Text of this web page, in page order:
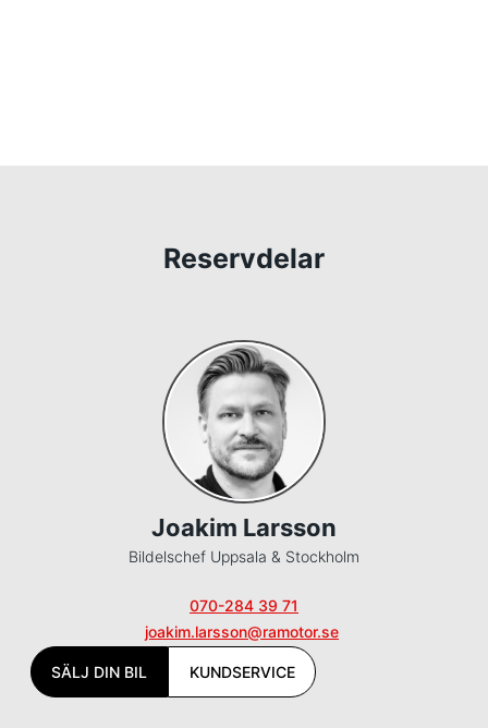
Reservdelar
Joakim Larsson
Bildelschef Uppsala & Stockholm
070-284 39 71
joakim.larsson@ramotor.se
SÄLJ DIN BIL KUNDSERVICE